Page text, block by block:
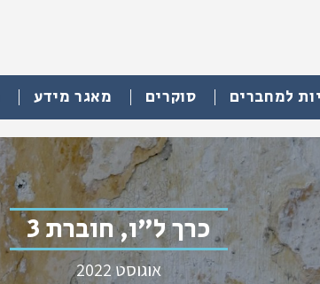
למחברים סוקרים מאגר מידע
כרך ל"ו, חוברת 3
אוגוסט 2022